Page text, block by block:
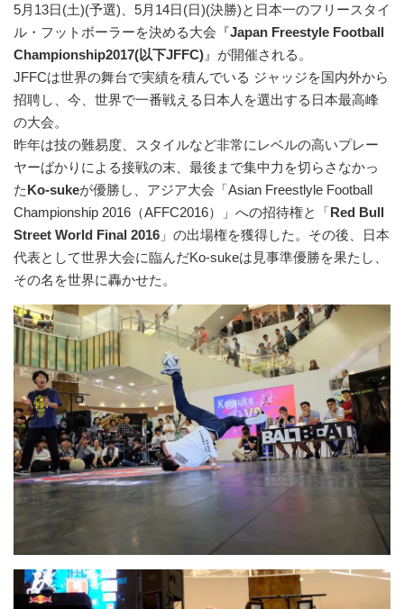
5月13日(土)(予選)、5月14日(日)(決勝)と日本一のフリースタイ
ル・フットボーラーを決める大会『Japan Freestyle Football
Championship2017(以下JFFC) 』が開催される。
JFFCは世界の舞台で実績を積んでいる ジャッジを国内外から
招聘し、今、世界で一番戦える日本人を選出する日本最高峰
の大会。
昨年は技の難易度、スタイルなど非常にレベルの高いプレー
ヤーばかりによる接戦の末、最後まで集中力を切らさなかっ
たKo-sukeが優勝し、アジア大会「Asian Freestlyle Football
Championship 2016（AFFC2016）」への招待権と「Red Bull
Street World Final 2016 」の出場権を獲得した。その後、⽇本
代表として世界⼤会に臨んだKo-sukeは⾒事準優勝を果たし、
その名を世界に轟かせた。